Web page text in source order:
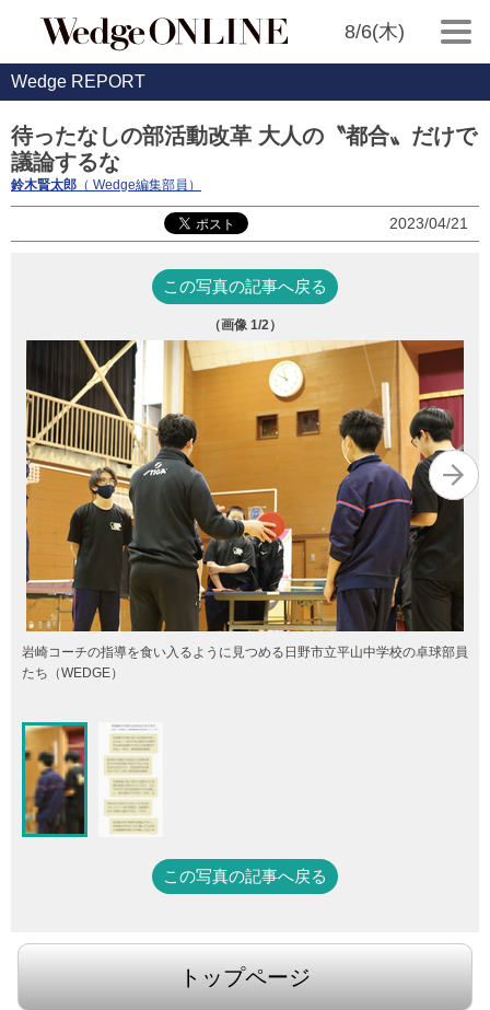
8/6(木)
Wedge REPORT
待ったなしの部活動改革 大人の〝都合〟だけで
議論するな
鈴木賢太郎 （ Wedge編集部員）
2023/04/21
この写真の記事へ戻る
（画像 1/2）
岩崎コーチの指導を食い入るように見つめる日野市立平山中学校の卓球部員
たち（WEDGE）
この写真の記事へ戻る
トップページ